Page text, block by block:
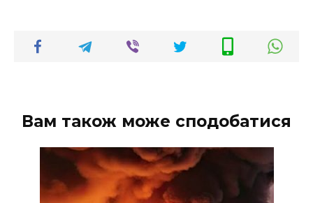
Вам також може сподобатися